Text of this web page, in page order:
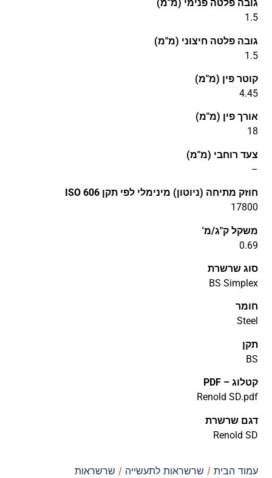
גובה פלטה פנימי (מ"מ)
1.5
גובה פלטה חיצוני (מ"מ)
1.5
קוטר פין (מ"מ)
4.45
אורך פין (מ"מ)
18
צעד רוחבי (מ"מ)
–
חוזק מתיחה (ניוטון) מינימלי לפי תקן ISO 606
17800
משקל ק"ג/מ'
0.69
סוג שרשרת
BS Simplex
חומר
Steel
תקן
BS
קטלוג – PDF
‏‏Renold SD.pdf
דגם שרשרת
Renold SD
עמוד הבית / שרשראות לתעשייה / שרשראות